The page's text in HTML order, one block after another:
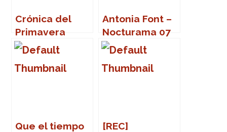
Crónica del
Primavera
Sound 2007
Antonia Font –
Nocturama 07
(Sevilla)
Que el tiempo
[REC]